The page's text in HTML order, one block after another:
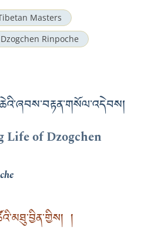
Masters
Dzogchen Rinpoche
Life of Dzogchen
།